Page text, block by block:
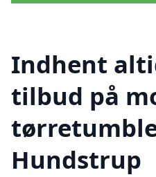
Indhent
tilbud på
Hundstrup